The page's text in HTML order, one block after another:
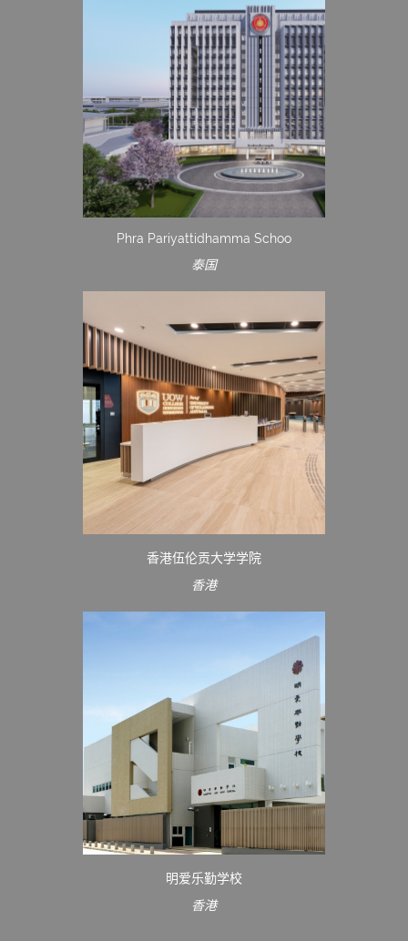
Phra Pariyattidhamma Schoo
泰国
香港伍伦贡大学学院
香港
明爱乐勤学校
香港